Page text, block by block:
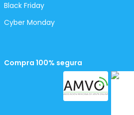
Black Friday
Cyber Monday
Compra 100% segura